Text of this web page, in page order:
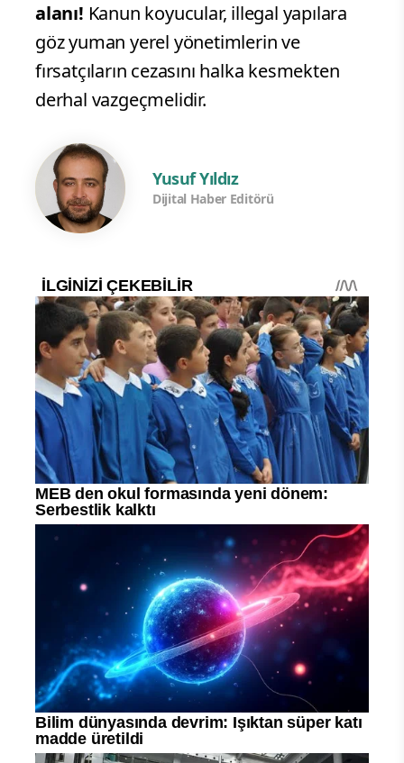
alanı! Kanun koyucular, illegal yapılara
göz yuman yerel yönetimlerin ve
fırsatçıların cezasını halka kesmekten
derhal vazgeçmelidir.
Yusuf Yıldız
Dijital Haber Editörü